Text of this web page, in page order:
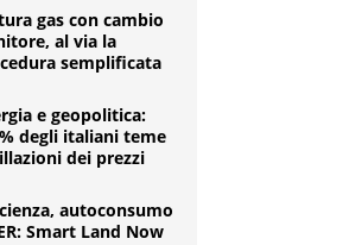
gas con cambio
al via la
semplificata
e geopolitica:
degli italiani teme
dei prezzi
autoconsumo
Smart Land Now